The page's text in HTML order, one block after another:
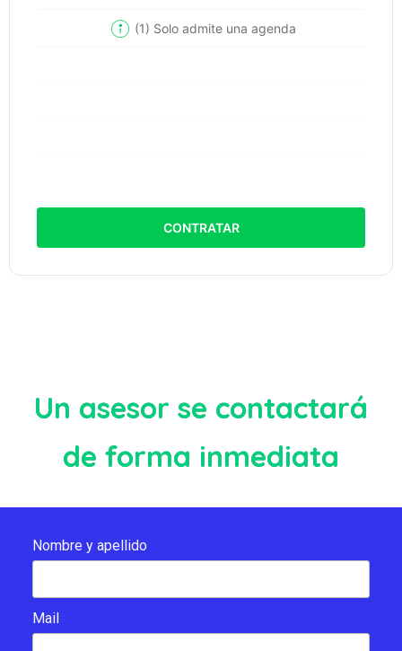
(1) Solo admite una agenda
CONTRATAR
Un asesor se contactará
de forma inmediata
Nombre y apellido
Mail